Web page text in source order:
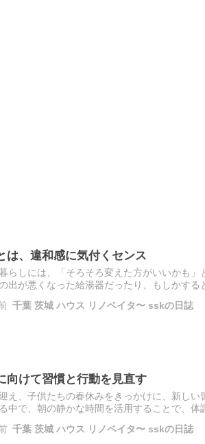
は、違和感に気付くセンス
らしには、「そろそろ変えた方がいいかも
出が悪くなった給湯器だったり、もしかす
千葉 茨城 ハウス リノベイタ〜 sskの日誌
向けて習慣と行動を見直す
え、子供たちの春休みをきっかけに、新し
中で、朝の静かな時間を活用することで、体
千葉 茨城 ハウス リノベイタ〜 sskの日誌